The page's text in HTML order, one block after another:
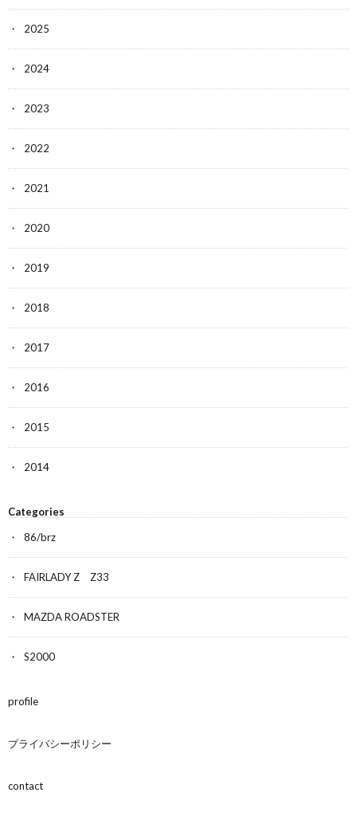
2025
2024
2023
2022
2021
2020
2019
2018
2017
2016
2015
2014
Categories
86/brz
FAIRLADY Z Z33
MAZDA ROADSTER
S2000
profile
プライバシーポリシー
contact